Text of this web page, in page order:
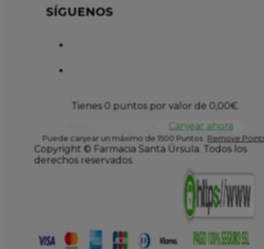
SÍGUENOS
Tienes 0 puntos por valor de 0,00€.
Canjear ahora
Puede canjear un máximo de 1500 Puntos Remove
Copyright © Farmacia Santa Úrsula. Todos los
derechos reservados.